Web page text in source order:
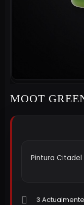
MOOT
Pintura Citadel
3